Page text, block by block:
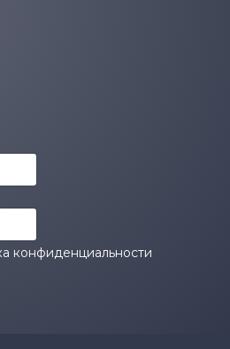
конфиденциальности